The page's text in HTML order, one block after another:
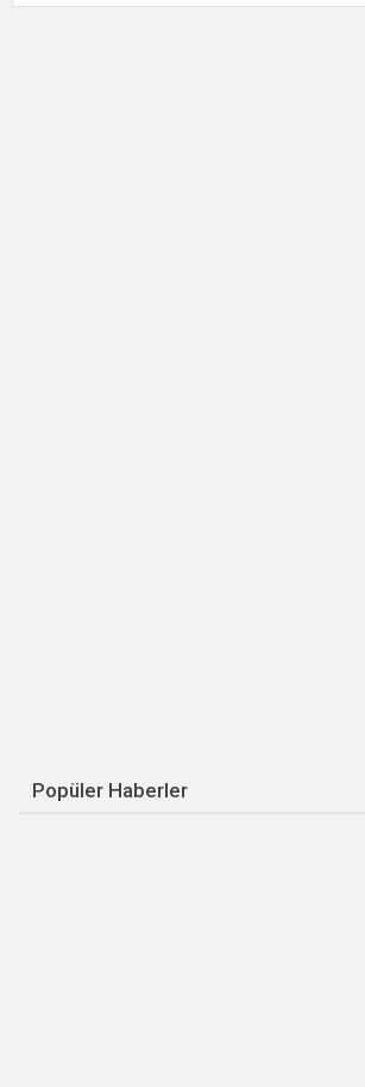
Popüler Haberler